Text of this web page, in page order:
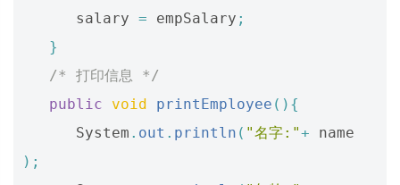
salary = empSalary ;
}
/* 打印信息 */
public
void printEmployee (){
System . out . println ( "名字:"+
name
);